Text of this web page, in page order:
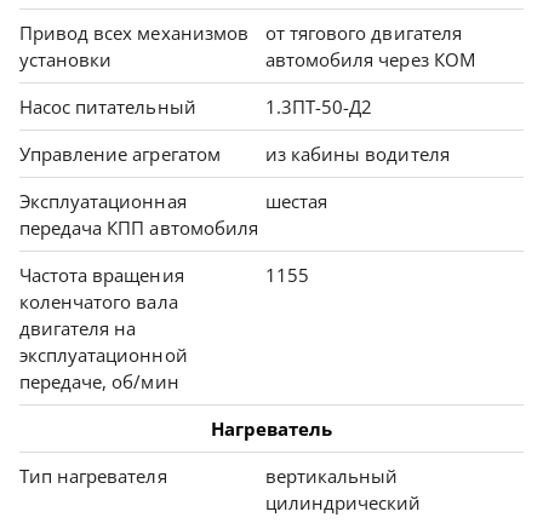
Привод всех механизмов
установки
от тягового двигателя
автомобиля через КОМ
Насос питательный
1.3ПТ-50-Д2
Управление агрегатом
из кабины водителя
Эксплуатационная
передача КПП автомобиля
шестая
Частота вращения
коленчатого вала
двигателя на
эксплуатационной
передаче, об/мин
1155
Нагреватель
Тип нагревателя
вертикальный
цилиндрический